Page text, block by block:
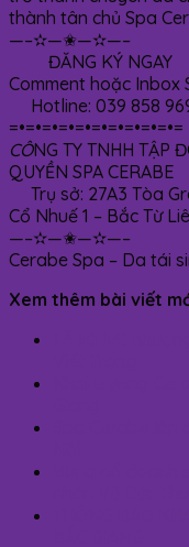
thành tân chủ Spa
—–✫—✬—✫—–
ĐĂNG KÝ NGAY
Comment hoặc Inbox
Hotline: 039 858
=•=•=•=•=•=•=•=•=•=•=
CÔNG TY TNHH TẬP
QUYỀN SPA CERABE
Trụ sở: 27A3 Tòa
Cổ Nhuế 1 – Bắc Từ
—–✫—✬—✫—–
Cerabe Spa – Da tái
Xem thêm bài viết